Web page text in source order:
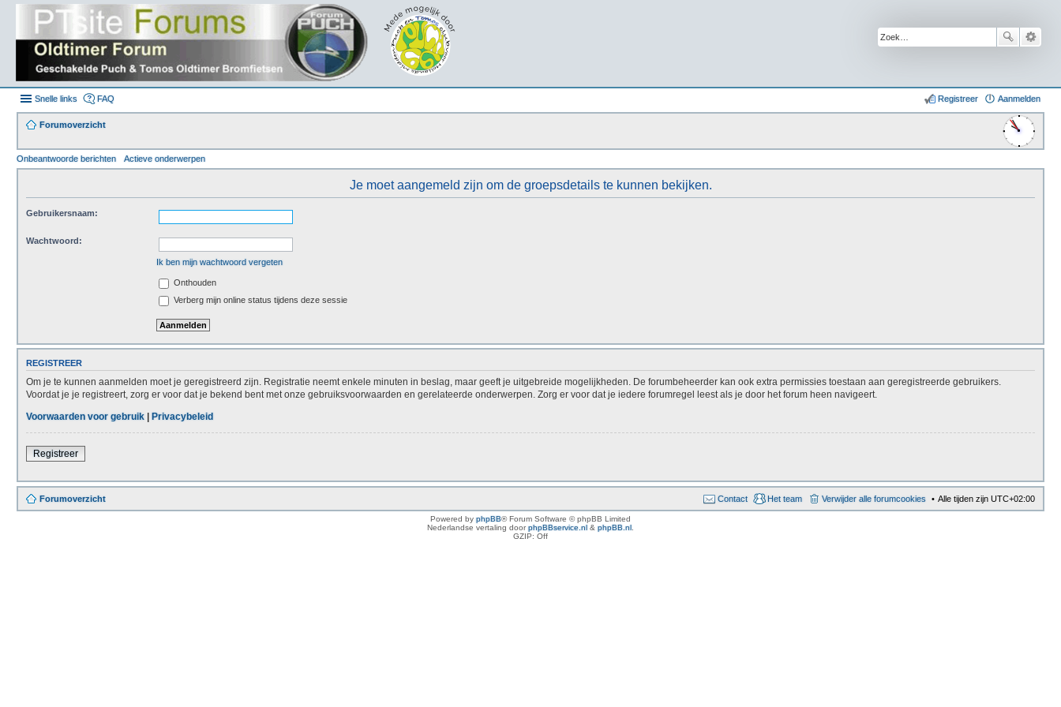
Snelle links FAQ Aanmelden
Registreer
Forumoverzicht
Onbeantwoorde berichten Actieve onderwerpen
Je moet aangemeld zijn om de groepsdetails te kunnen bekijken.
Gebruikersnaam:
Wachtwoord:
Ik ben mijn wachtwoord vergeten
Onthouden
Verberg mijn online status tijdens deze sessie
REGISTREER
Om je te kunnen aanmelden moet je geregistreerd zijn. Registratie neemt enkele minuten in beslag, maar geeft je uitgebreide mogelijkheden. De forumbeheerder kan ook extra permissies toestaan aan geregistreerde gebruikers.
Voordat je je registreert, zorg er voor dat je bekend bent met onze gebruiksvoorwaarden en gerelateerde onderwerpen. Zorg er voor dat je iedere forumregel leest als je door het forum heen navigeert.
Voorwaarden voor gebruik | Privacybeleid
Registreer
Forumoverzicht Alle tijden zijn UTC+02:00
Verwijder alle forumcookies
Het team
Contact
Powered by phpBB® Forum Software © phpBB Limited
Nederlandse vertaling doorphpBBservice.nl & phpBB.nl
GZIP: Off